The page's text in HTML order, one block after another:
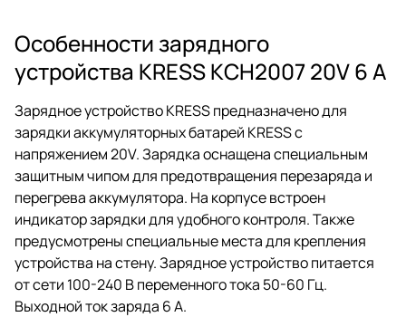
Особенности зарядного
устройства KRESS KCH2007 20V 6 А
Зарядное устройство KRESS предназначено для
зарядки аккумуляторных батарей KRESS с
напряжением 20V. Зарядка оснащена специальным
защитным чипом для предотвращения перезаряда и
перегрева аккумулятора. На корпусе встроен
индикатор зарядки для удобного контроля. Также
предусмотрены специальные места для крепления
устройства на стену. Зарядное устройство питается
от сети 100-240 В переменного тока 50-60 Гц.
Выходной ток заряда 6 А.